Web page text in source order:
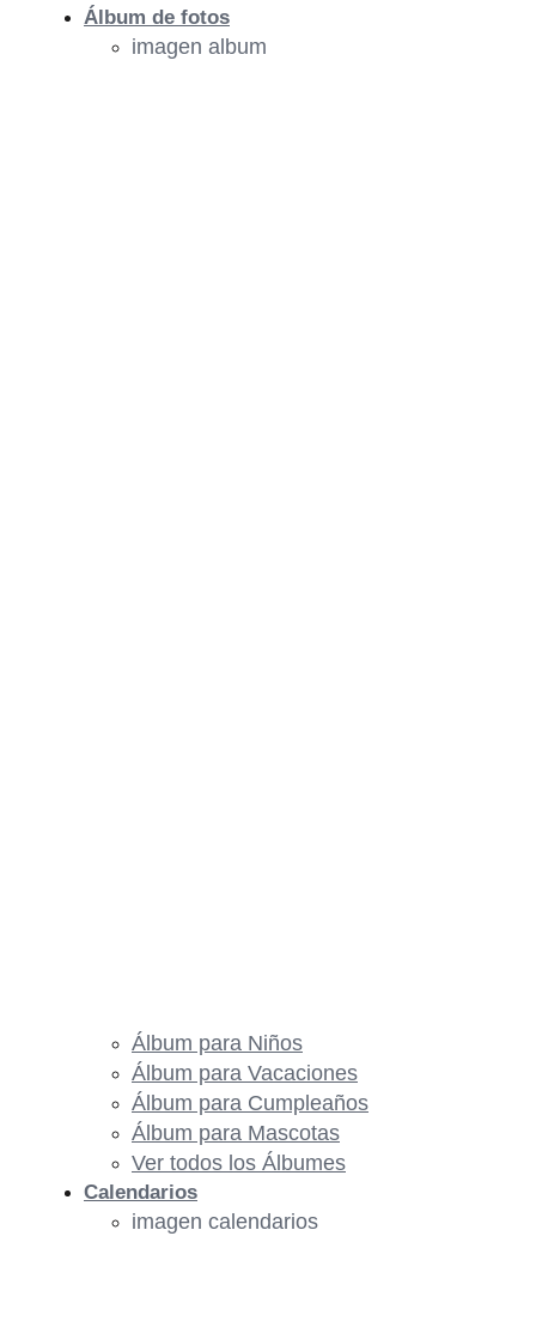
Álbum de fotos
imagen album
Álbum para Niños
Álbum para Vacaciones
Álbum para Cumpleaños
Álbum para Mascotas
Ver todos los Álbumes
Calendarios
imagen calendarios